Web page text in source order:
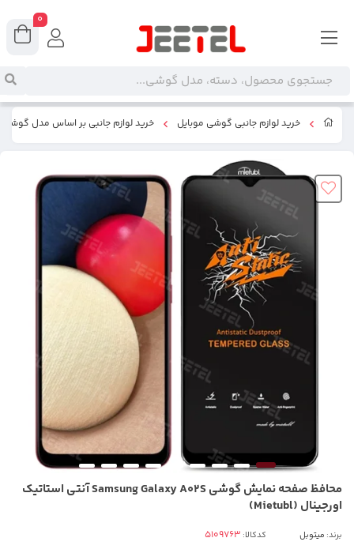
خرید لوازم جانبی گوشی موبایل خرید لوازم جانبی بر اساس مدل گوشی
محافظ صفحه نمایش گوشی Samsung Galaxy A02S آنتی استاتیک
اورجینال (Mietubl)
برند: میتوبل کدکالا:
0